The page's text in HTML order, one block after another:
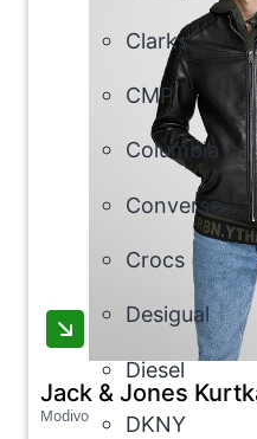
Clarks
CMP
Columbia
Converse
Crocs
Desigual
Diesel
DKNY
Jack & Jones
Modivo